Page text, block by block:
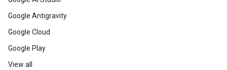
Google Antigravity
Google Cloud
Google Play
View all